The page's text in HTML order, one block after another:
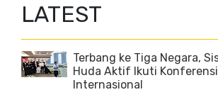
LATEST
Terbang ke Tiga Negara,
Huda Aktif Ikuti
Internasional